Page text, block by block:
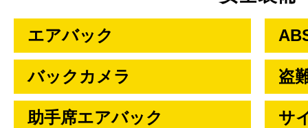
エアバック
バックカメラ 盗
助手席エアバック サ